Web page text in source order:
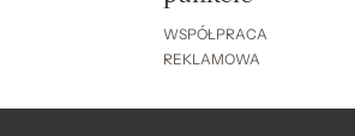
WSPÓŁPRACA
REKLAMOWA